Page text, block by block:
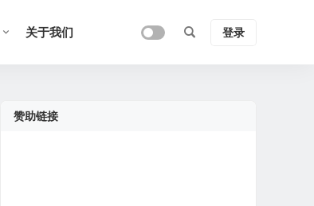
关于我们 登录
赞助链接